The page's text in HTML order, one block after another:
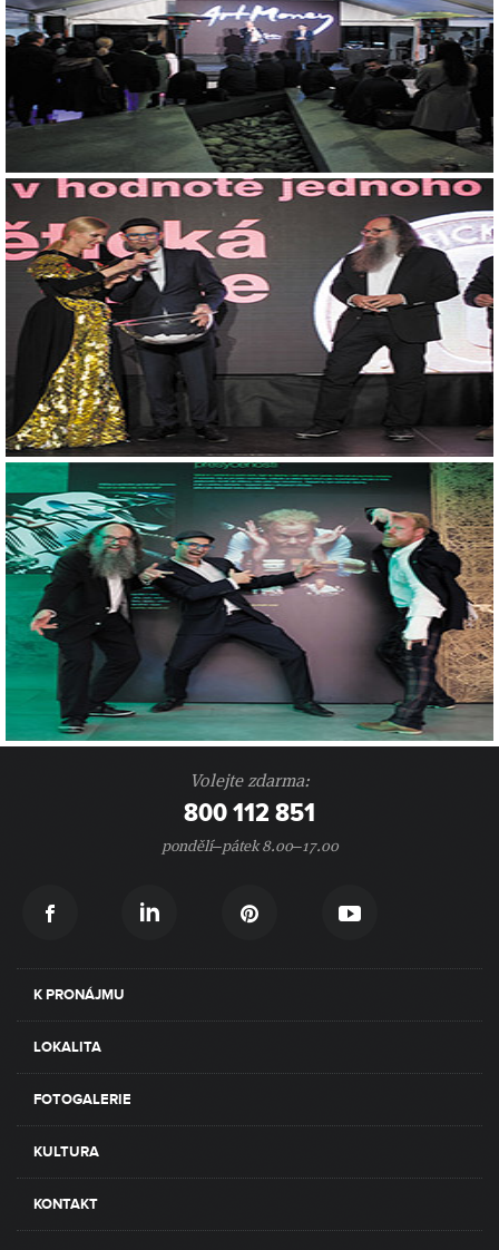
Volejte zdarma:
800 112 851
pondělí–pátek 8.00–17.00
K PRONÁJMU
LOKALITA
FOTOGALERIE
KULTURA
KONTAKT